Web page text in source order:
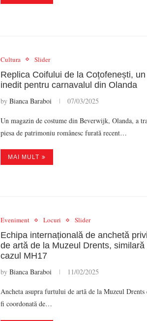
Cultura Slider
Replica Coifului de la Coțofenești,
inedit pentru carnavalul din Olanda
by Bianca Baraboi 07/03/2025
Un magazin de costume din Beverwijk, Olanda, a
piesa de patrimoniu românesc furată recent…
MAI MULT
Eveniment Locuri Slider
Echipa internațională de anchetă
de artă de la Muzeul Drents, similară
cazul MH17
by Bianca Baraboi 11/02/2025
Ancheta asupra furtului de artă de la Muzeul Drents
fi coordonată de…